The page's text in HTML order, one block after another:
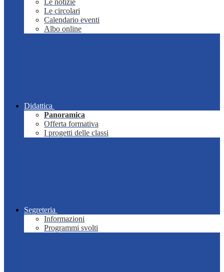
Le notizie
Le circolari
Calendario eventi
Albo online
Didattica
Panoramica
Offerta formativa
I progetti delle classi
Segreteria
Informazioni
Programmi svolti